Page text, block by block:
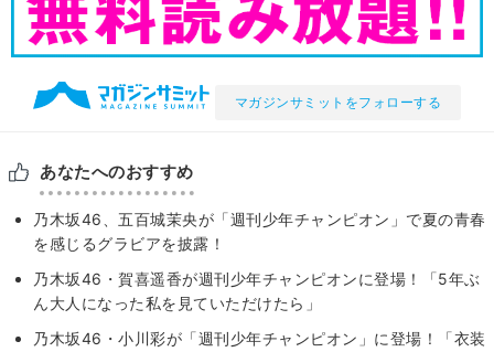
マガジンサミットをフォローする
あなたへのおすすめ
乃木坂46、五百城茉央が「週刊少年チャンピオン」で夏の青春
を感じるグラビアを披露！
乃木坂46・賀喜遥香が週刊少年チャンピオンに登場！「5年ぶ
ん大人になった私を見ていただけたら」
乃木坂46・小川彩が「週刊少年チャンピオン」に登場！「衣装